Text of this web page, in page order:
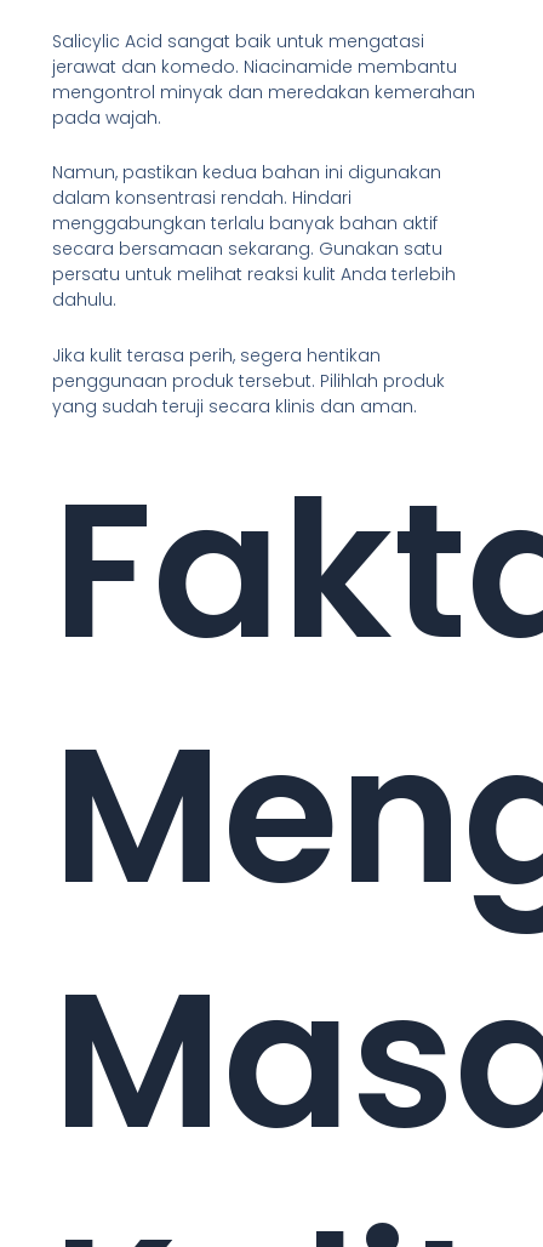
Salicylic Acid sangat baik untuk mengatasi
jerawat dan komedo. Niacinamide membantu
mengontrol minyak dan meredakan kemerahan
pada wajah.
Namun, pastikan kedua bahan ini digunakan
dalam konsentrasi rendah. Hindari
menggabungkan terlalu banyak bahan aktif
secara bersamaan sekarang. Gunakan satu
persatu untuk melihat reaksi kulit Anda terlebih
dahulu.
Jika kulit terasa perih, segera hentikan
penggunaan produk tersebut. Pilihlah produk
yang sudah teruji secara klinis dan aman.